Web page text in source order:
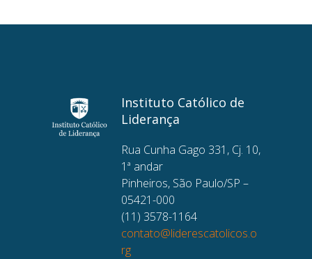
Instituto Católico de
Liderança
Rua Cunha Gago 331, Cj. 10,
1ª andar
Pinheiros, São Paulo/SP –
05421-000
(11) 3578-1164
contato@liderescatolicos.o
rg